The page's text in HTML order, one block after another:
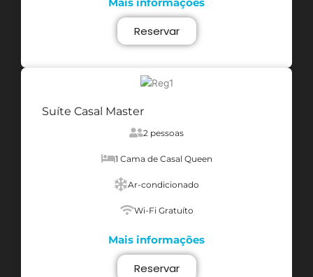
Reservar
Suíte Casal Master
2 pessoas
1 Cama de Casal Queen
Ar-condicionado
Wi-Fi Gratuíto
Mais informações
Reservar